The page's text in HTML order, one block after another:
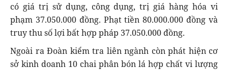
có giá trị sử dụng, công dụng, trị giá hàng hóa vi
phạm 37.050.000 đồng. Phạt tiền 80.000.000 đồng và
truy thu số lợi bất hợp pháp 37.050.000 đồng.
Ngoài ra Đoàn kiểm tra liên ngành còn phát hiện cơ
sở kinh doanh 10 chai phân bón lá hợp chất vi lượng